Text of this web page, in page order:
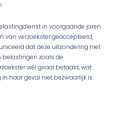
in voorgaande jaren
van verzoekster geaccepteerd,
dat deze uitzondering niet
belastingen zoals de
wél giraal betaald, wat
haar geval niet bezwaarlijk is.